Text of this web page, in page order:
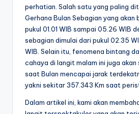
perhatian. Salah satu yang paling
Gerhana Bulan Sebagian yang akan
pukul 01.01 WIB sampai 05.26 WIB
sebagian dimulai dari pukul 02.35
WIB. Selain itu, fenomena bintang
cahaya di langit malam ini juga
saat Bulan mencapai jarak
yakni sekitar 357.343 Km saat
Dalam artikel ini, kami akan